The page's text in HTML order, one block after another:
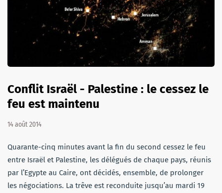
Conflit Israël - Palestine : le cessez le
feu est maintenu
14 août 2014
Quarante-cinq minutes avant la fin du second cessez le feu
entre Israël et Palestine, les délégués de chaque pays, réunis
par l’Egypte au Caire, ont décidés, ensemble, de prolonger
les négociations. La trêve est reconduite jusqu’au mardi 19